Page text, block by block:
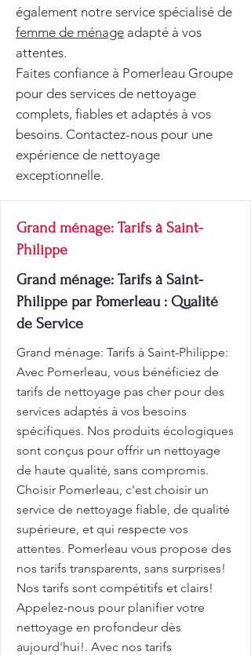
également notre service spécialisé de
femme de ménage adapté à vos
attentes.
Faites confiance à Pomerleau Groupe
pour des services de nettoyage
complets, fiables et adaptés à vos
besoins. Contactez-nous pour une
expérience de nettoyage
exceptionnelle.
Grand ménage: Tarifs à Saint-
Philippe
Grand ménage: Tarifs à Saint-
Philippe par Pomerleau : Qualité
de Service
Grand ménage: Tarifs à Saint-Philippe:
Avec Pomerleau, vous bénéficiez de
tarifs de nettoyage pas cher pour des
services adaptés à vos besoins
spécifiques. Nos produits écologiques
sont conçus pour offrir un nettoyage
de haute qualité, sans compromis.
Choisir Pomerleau, c'est choisir un
service de nettoyage fiable, de qualité
supérieure, et qui respecte vos
attentes. Pomerleau vous propose des
nos tarifs transparents, sans surprises!
Nos tarifs sont compétitifs et clairs!
Appelez-nous pour planifier votre
nettoyage en profondeur dès
aujourd'hui!. Avec nos tarifs